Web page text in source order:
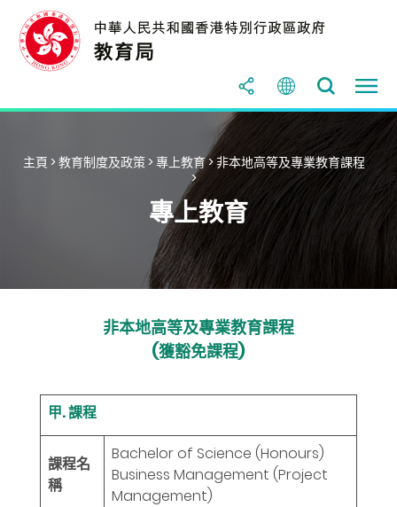
主頁 >教育制度及政策 >專上教育>非本地高等及專業教育課程
>
專上教育
非本地高等及專業教育課程
(獲豁免課程)
甲. 課程
課程名
稱
Bachelor of Science (Honours)
Business Management (Project
Management)